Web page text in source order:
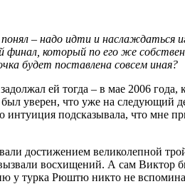
– надо идти и наслаждаться
финал, который по его же
будет поставлена совсем иная?
ей тогда – в мае 2006
уверен, что уже на следующий
интуиция подсказывала, что мне
достижением великолепной
восхищений. А сам Виктор
у турка Рюштю никто не